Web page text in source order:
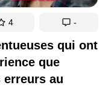
qui ont
que
erreurs au
4 -